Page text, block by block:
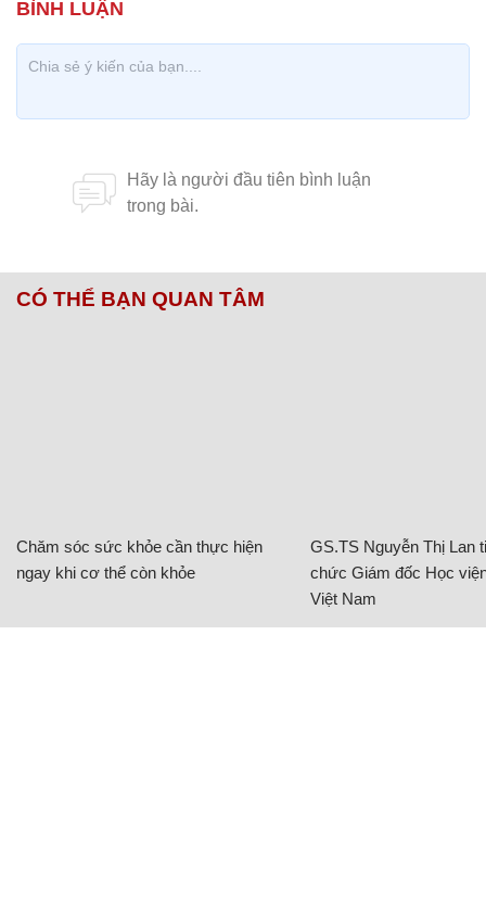
CÓ THỂ BẠN QUAN TÂM
Chăm sóc sức khỏe cần thực hiện
ngay khi cơ thể còn khỏe
GS.TS Nguyễn Thị Lan
chức Giám đốc Học
Việt Nam